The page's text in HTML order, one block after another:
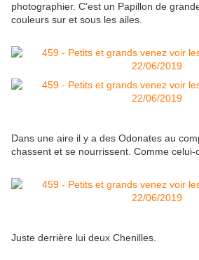
photographier. C'est un Papillon de
couleurs sur et sous les ailes.
Dans une aire il y a des Odonates au
chassent et se nourrissent. Comme celui-
Juste derrière lui deux Chenilles.